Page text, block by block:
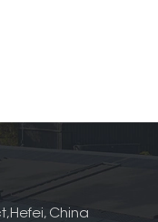
China